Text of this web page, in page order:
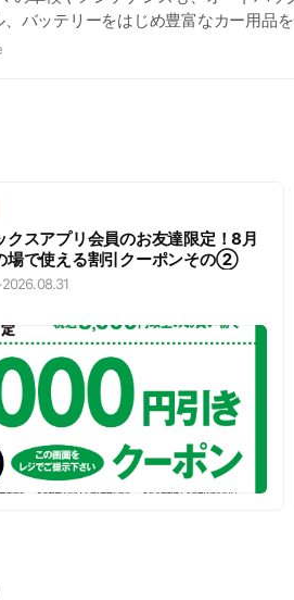
、バッテリーをはじめ豊富なカー用品
を行えるピット。 オレンジ色の看板で
クスアプリ会員のお友達限定！8月
場で使える割引クーポンその②
2026.08.31